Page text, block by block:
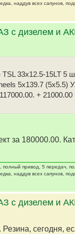
наддув всех сапунов,
с дизелем и
33x12.5-15LT 5
5x139.7 (5x5.5)
+ 21000.00
за 180000.00.
полный привод, 5 передач,
наддув всех сапунов,
с дизелем и
сегодня,